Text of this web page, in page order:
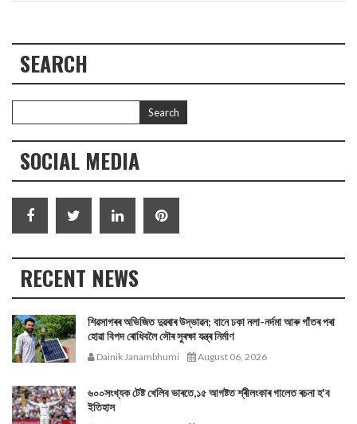
SEARCH
SOCIAL MEDIA
RECENT NEWS
শিৱসাগৰৰ অভিজিত দুৱৰাৰ উদ্ভাৱন; বানে ঢকা নলা-নৰ্দমা আৰু গাঁতৰ পৰা
হোৱা বিপদ ৰোধিবলৈ সৌৰ সুৰক্ষা যন্ত্ৰ নিৰ্মাণ
Dainik Janambhumi August 06, 2026
৬০০সংখ্যক টেষ্ট খেলিব ভাৰতে,১৫ আগষ্টত শ্ৰীলংকাৰ গালেত ৰচনা হ'ব
ইতিহাস